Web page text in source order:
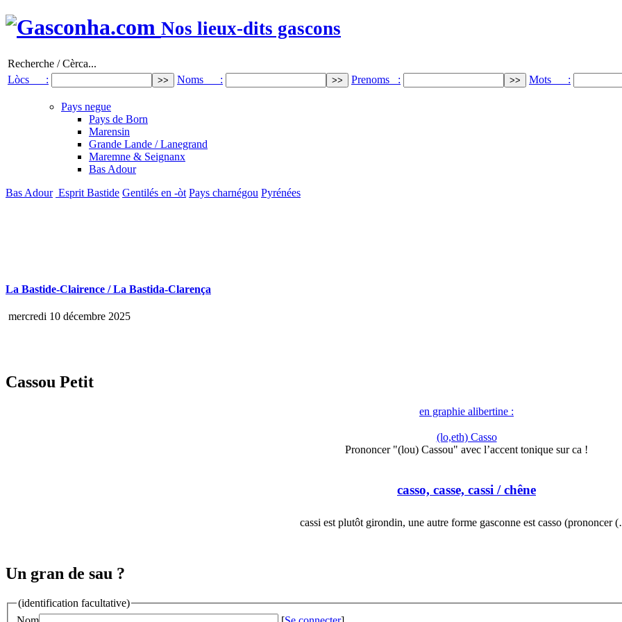
Nos lieux-dits gascons
Recherche / Cèrca...
Lòcs :
Noms : Prenoms : Mots :
Pays negue
Pays de Born
Marensin
Grande Lande / Lanegrand
Maremne & Seignanx
Bas Adour
Bas Adour Esprit Bastide Gentilés en -òt Pays charnégou Pyrénées
La Bastide-Clairence / La Bastida-Clarença
mercredi 10 décembre 2025
Cassou Petit
en graphie alibertine :
(lo,eth) Casso
Prononcer "(lou) Cassou" avec l’accent tonique sur ca !
casso, casse, cassi / chêne
cassi est plutôt girondin, une autre forme gasconne est casso (prononcer
Un gran de sau ?
(identification facultative)